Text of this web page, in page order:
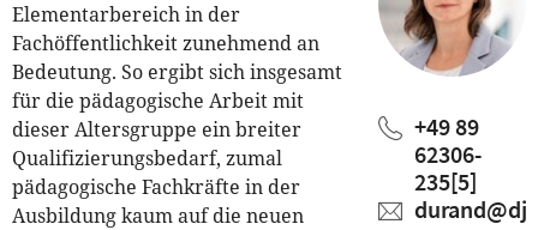
Elementarbereich in der
Fachöffentlichkeit zunehmend an
Bedeutung. So ergibt sich insgesamt
für die pädagogische Arbeit mit
dieser Altersgruppe ein breiter
Qualifizierungsbedarf, zumal
pädagogische Fachkräfte in der
Ausbildung kaum auf die neuen
+49 89
62306-
235[5]